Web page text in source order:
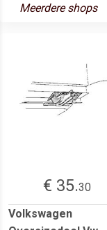
Meerdere shops
€ 35.30
Volkswagen